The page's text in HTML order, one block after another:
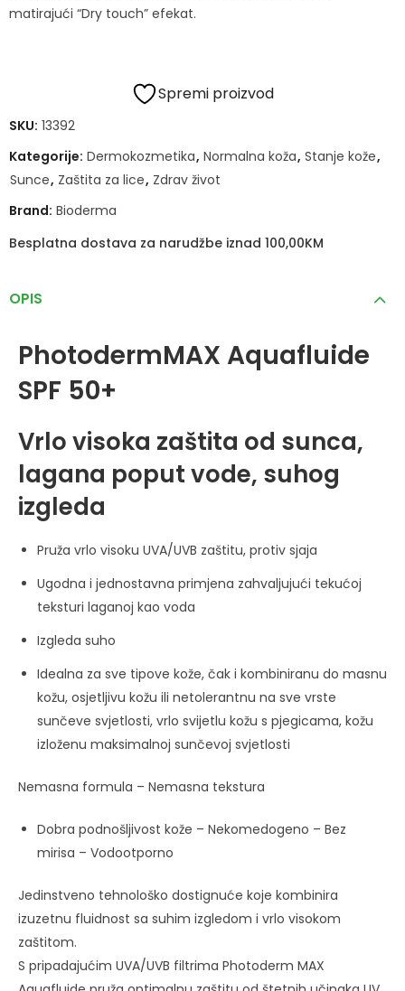
matirajući “Dry touch” efekat.
Spremi proizvod
SKU: 13392
Kategorije: Dermokozmetika, Normalna koža, Stanje kože,
Sunce, Zaštita za lice, Zdrav život
Brand: Bioderma
Besplatna dostava za narudžbe iznad 100,00KM
OPIS
PhotodermMAX Aquafluide
SPF 50+
Vrlo visoka zaštita od sunca,
lagana poput vode, suhog
izgleda
Pruža vrlo visoku UVA/UVB zaštitu, protiv sjaja
Ugodna i jednostavna primjena zahvaljujući tekućoj
teksturi laganoj kao voda
Izgleda suho
Idealna za sve tipove kože, čak i kombiniranu do masnu
kožu, osjetljivu kožu ili netolerantnu na sve vrste
sunčeve svjetlosti, vrlo svijetlu kožu s pjegicama, kožu
izloženu maksimalnoj sunčevoj svjetlosti
Nemasna formula – Nemasna tekstura
Dobra podnošljivost kože – Nekomedogeno – Bez
mirisa – Vodootporno
Jedinstveno tehnološko dostignuće koje kombinira
izuzetnu fluidnost sa suhim izgledom i vrlo visokom
zaštitom.
S pripadajućim UVA/UVB filtrima Photoderm MAX